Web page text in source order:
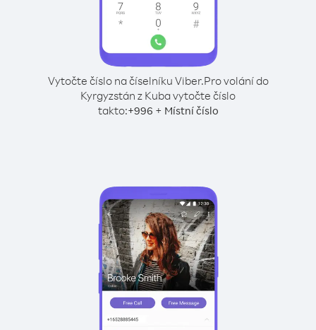
Vytočte číslo na číselníku Viber.Pro volání do
Kyrgyzstán z Kuba vytočte číslo
takto:+996 + Místní číslo